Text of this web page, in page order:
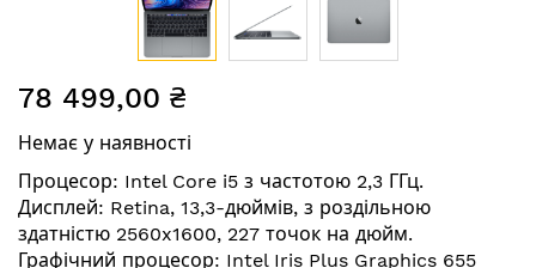
до
галереї
зображень
78 499,00 ₴
Немає у наявності
Процесор: Intel Core i5 з частотою 2,3 ГГц.
Дисплей: Retina, 13,3-дюймів, з роздільною
здатністю 2560x1600, 227 точок на дюйм.
Графічний процесор: Intel Iris Plus Graphics 655